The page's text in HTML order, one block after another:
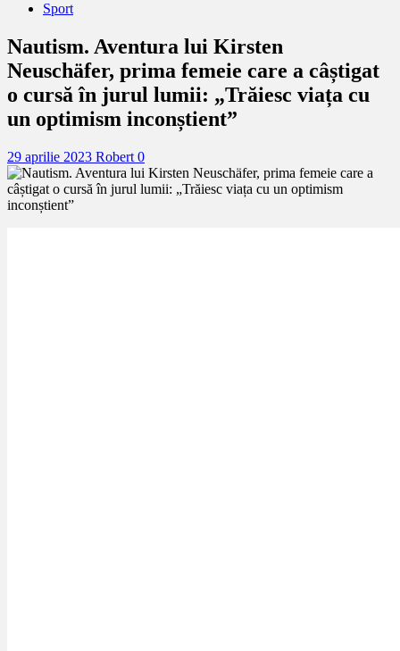
Sport
Nautism. Aventura lui Kirsten
Neuschäfer, prima femeie care a câștigat
o cursă în jurul lumii: „Trăiesc viața cu
un optimism inconștient”
29 aprilie 2023 Robert 0